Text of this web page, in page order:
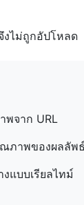
งไม่ถูกอัปโหลด
พจาก URL
ภาพของผลลัพ
งแบบเรียลไทม์